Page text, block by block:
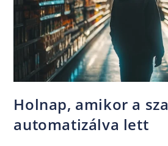
Holnap, amikor a
automatizálva lett